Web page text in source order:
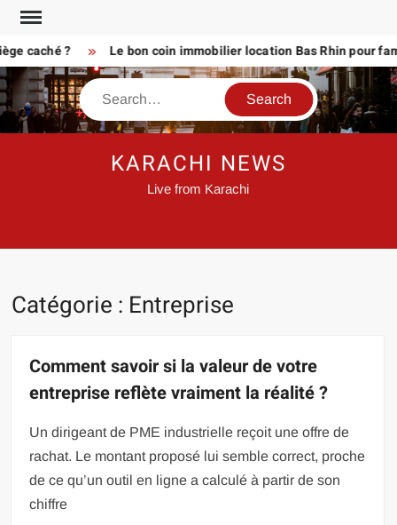
Skip
content? Le bon coin immobilier location Bas Rhin pour
Search
KARACHI NEWS
Live from Karachi
Catégorie : Entreprise
Comment savoir si la valeur de votre
entreprise reflète vraiment la réalité ?
Un dirigeant de PME industrielle reçoit une offre de
rachat. Le montant proposé lui semble correct, proche
de ce qu’un outil en ligne a calculé à partir de son
chiffre